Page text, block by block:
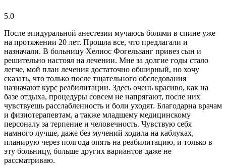
5.0
После эпидуральной анестезии мучаюсь болями в спине уже
на протяжении 20 лет. Прошла все, что предлагали и
назначали. В больницу Хелиос Фогельзанг привез сын и
решительно настоял на лечении. Мне за долгие годы стало
легче, мой план лечения достаточно обширный, но хочу
сказать, что только после тщательного обследования
назначают курс реабилитации. Здесь очень красиво, как на
базе отдыха, процедуры совсем не напрягают, после них
чувствуешь расслабленность и боли уходят. Благодарна врачам
и физиотерапевтам, а также младшему медицинскому
персоналу за терпение и человечность. Чувствую себя
намного лучше, даже без мучений ходила на каблуках,
планирую через полгода опять на реабилитацию, и только в
эту больницу, больше других вариантов даже не
рассматриваю.